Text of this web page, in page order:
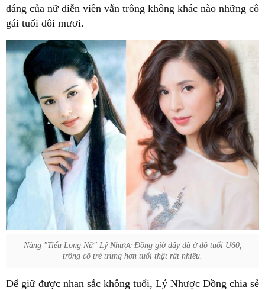
dáng của nữ diễn viên vẫn trông không khác nào những cô
gái tuổi đôi mươi.
Nàng "Tiểu Long Nữ" Lý Nhược Đồng giờ đây đã ở độ tuổi U60,
trông cô trẻ trung hơn tuổi thật rất nhiều.
Để giữ được nhan sắc không tuổi, Lý Nhược Đồng chia sẻ